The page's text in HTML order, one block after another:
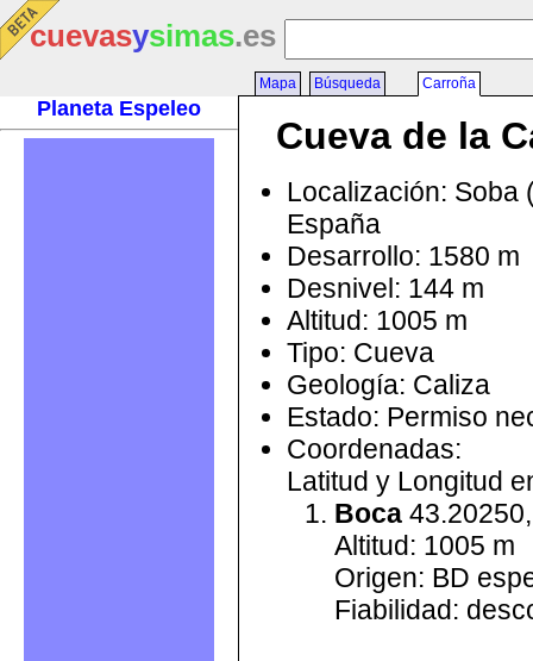
cuevasysimas.es
Planeta Espeleo
Mapa Búsqueda Carroña
Cueva de la
Localización: Soba
España
Desarrollo: 1580 m
Desnivel: 144 m
Altitud: 1005 m
Tipo: Cueva
Geología: Caliza
Estado: Permiso
Coordenadas:
Latitud y Longitud
Boca
Altitud: 1005 m
Origen: BD
Fiabilidad: